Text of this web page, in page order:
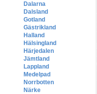
Dalarna
Dalsland
Gotland
Gästrikland
Halland
Hälsingland
Härjedalen
Jämtland
Lappland
Medelpad
Norrbotten
Närke